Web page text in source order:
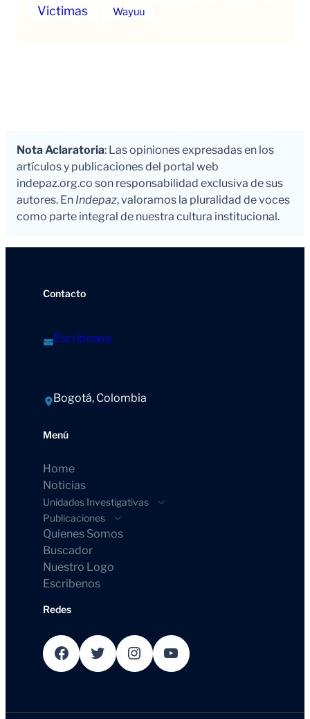
Victimas
Wayuu
Nota Aclaratoria: Las opiniones expresadas en los
artículos y publicaciones del portal web
indepaz.org.co son responsabilidad exclusiva de sus
autores. En Indepaz, valoramos la pluralidad de voces
como parte integral de nuestra cultura institucional.
Contacto
Escríbenos
Bogotá, Colombia
Menú
Home
Noticias
Unidades Investigativas
Publicaciones
Quienes Somos
Buscador
Nuestro Logo
Escribenos
Redes
Facebook Twitter Instagram YouTube